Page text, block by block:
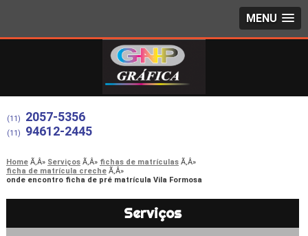
MENU
(11) 2057-5356
(11) 94612-2445
Home Serviços
fichas de matrículas
ficha de matrícula creche
onde encontro ficha de pré matrícula Vila Formosa
Serviços